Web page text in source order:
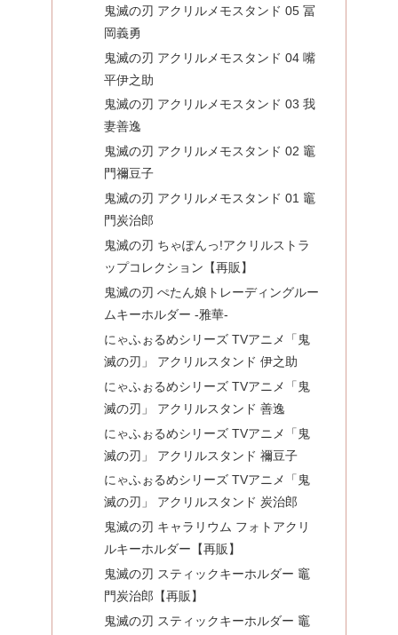
鬼滅の刃 アクリルメモスタンド 05 冨
岡義勇
鬼滅の刃 アクリルメモスタンド 04 嘴
平伊之助
鬼滅の刃 アクリルメモスタンド 03 我
妻善逸
鬼滅の刃 アクリルメモスタンド 02 竈
門禰豆子
鬼滅の刃 アクリルメモスタンド 01 竈
門炭治郎
鬼滅の刃 ちゃぽんっ!アクリルストラ
ップコレクション【再販】
鬼滅の刃 ぺたん娘トレーディングルー
ムキーホルダー -雅華-
にゃふぉるめシリーズ TVアニメ「鬼
滅の刃」 アクリルスタンド 伊之助
にゃふぉるめシリーズ TVアニメ「鬼
滅の刃」 アクリルスタンド 善逸
にゃふぉるめシリーズ TVアニメ「鬼
滅の刃」 アクリルスタンド 禰豆子
にゃふぉるめシリーズ TVアニメ「鬼
滅の刃」 アクリルスタンド 炭治郎
鬼滅の刃 キャラリウム フォトアクリ
ルキーホルダー【再販】
鬼滅の刃 スティックキーホルダー 竈
門炭治郎【再販】
鬼滅の刃 スティックキーホルダー 竈